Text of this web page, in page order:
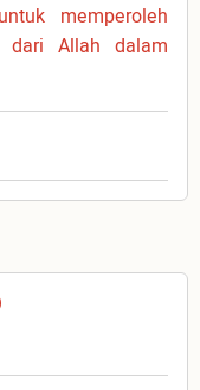
memperoleh
dari Allah dalam